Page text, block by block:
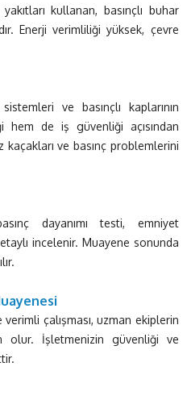
kullanan, basınçlı buhar
Enerji verimliliği yüksek, çevre
ve basınçlı kaplarının
hem de iş güvenliği açısından
ve basınç problemlerini
dayanımı testi, emniyet
incelenir. Muayene sonunda
verimli çalışması, uzman ekiplerin
olur. İşletmenizin güvenliği ve